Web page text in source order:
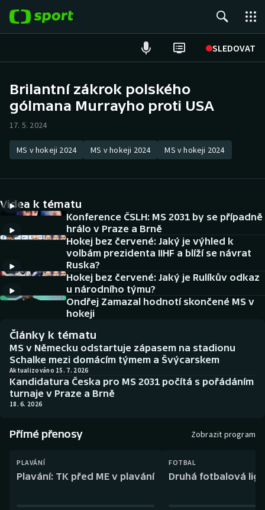
SLEDOVAT
Hokej
Atletika
DALŠÍ SPORTY
Americký fotbal
Baseball a softbal
Basketbal
Biatlon
Boby a skeleton
Box
Florbal
NEPŘEHLÉDNĚTE
Soutěže
Historické návraty
Aplikace ČT sport
AZ kvíz
Brilantní zákrok polského
gólmana Murrayho proti USA
17. 5. 2024
MS v hokeji 2024 MS v hokeji 2024 MS v hokeji 2024
Videa k tématu
Konference ČSLH: MS 2031 by se případně
hrálo v Praze a Brně
Hokej bez červené: Jaký je výhled k
volbám prezidenta IIHF a blíží se návrat
Ruska?
Hokej bez červené: Jaký je Rulíkův odkaz
u národního týmu?
Ondřej Zamazal hodnotí skončené MS v
hokeji
Články k tématu
MS v Německu odstartuje zápasem na stadionu
Schalke mezi domácím týmem a Švýcarskem
Aktualizováno 15. 7. 2026
Kandidatura Česka pro MS 2031 počítá s pořádáním
turnaje v Praze a Brně
18. 6. 2026
Přímé přenosy Zobrazit program
PLAVÁNÍ
Plavání: TK před ME v plavání
FOTBAL
Druhá fotbalová